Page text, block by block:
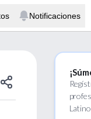
Notificaciones